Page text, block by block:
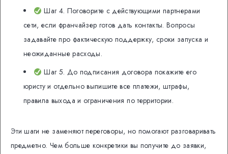
Шаг 4. Поговорите с действующими партнерами
сети, если франчайзер готов дать контакты. Вопросы
задавайте про фактическую поддержку, сроки запуска и
неожиданные расходы.
Шаг 5. До подписания договора покажите его
юристу и отдельно выпишите все платежи, штрафы,
правила выхода и ограничения по территории.
Эти шаги не заменяют переговоры, но помогают разговаривать
предметно. Чем больше конкретики вы получите до заявки,